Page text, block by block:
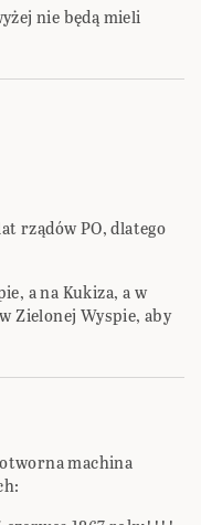
nie będą mieli
rządów PO, dlatego
a na Kukiza, a w
Zielonej Wyspie, aby
machina